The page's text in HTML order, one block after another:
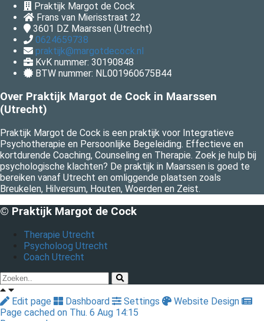
Praktijk Margot de Cock
Frans van Mierisstraat 22
3601 DZ Maarssen (Utrecht)
0624659738
praktijk@margotdecock.nl
KvK nummer: 30190848
BTW nummer: NL001960675B44
Over Praktijk Margot de Cock in Maarssen
(Utrecht)
Praktijk Margot de Cock is een praktijk voor Integratieve
Psychotherapie en Persoonlijke Begeleiding. Effectieve en
kortdurende Coaching, Counseling en Therapie. Zoek je hulp bij
psychologische klachten? De praktijk in Maarssen is goed te
bereiken vanaf Utrecht en omliggende plaatsen zoals
Breukelen, Hilversum, Houten, Woerden en Zeist.
© Praktijk Margot de Cock
Therapie Utrecht
Psycholoog Utrecht
Coach Utrecht
Edit page Dashboard Settings
Website Design
Page cached on Thu. 6 Aug 14:15